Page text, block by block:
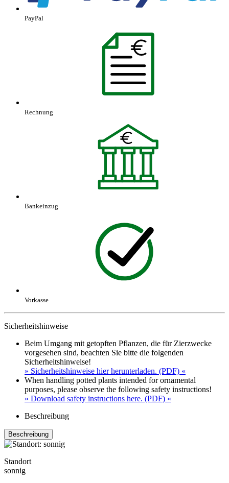
PayPal
Rechnung
Bankeinzug
Vorkasse
Sicherheitshinweise
Beim Umgang mit getopften Pflanzen, die für Zierzwecke
vorgesehen sind, beachten Sie bitte die folgenden
Sicherheitshinweise!
» Sicherheitshinweise hier herunterladen. (PDF) «
When handling potted plants intended for ornamental
purposes, please observe the following safety instructions!
» Download safety instructions here. (PDF) «
Beschreibung
Beschreibung
Standort
sonnig